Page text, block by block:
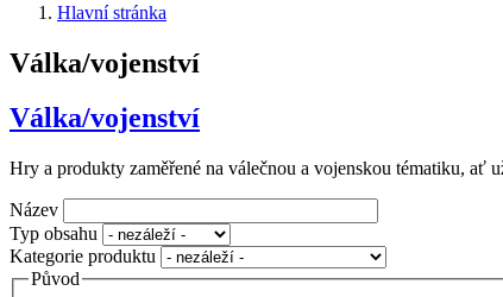
Hlavní stránka
Válka/vojenství
Válka/vojenství
Hry a produkty zaměřené na válečnou a vojenskou tématiku, ať
Název
Typ obsahu
Kategorie produktu
Původ